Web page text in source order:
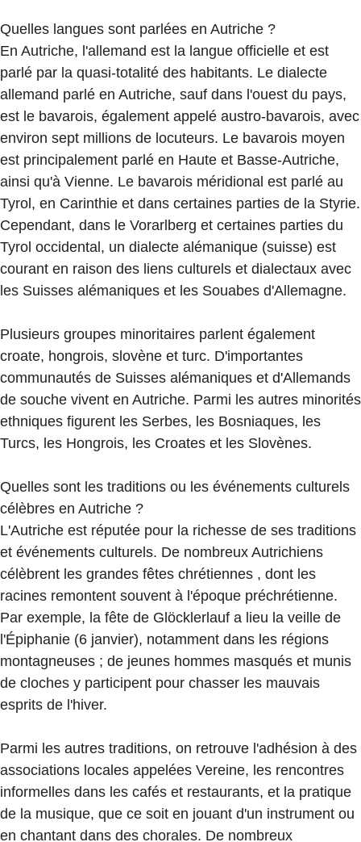
Quelles langues sont parlées en Autriche ?
En Autriche, l'allemand est la langue officielle et est
parlé par la quasi-totalité des habitants. Le dialecte
allemand parlé en Autriche, sauf dans l'ouest du pays,
est le bavarois, également appelé austro-bavarois, avec
environ sept millions de locuteurs. Le bavarois moyen
est principalement parlé en Haute et Basse-Autriche,
ainsi qu'à Vienne. Le bavarois méridional est parlé au
Tyrol, en Carinthie et dans certaines parties de la Styrie.
Cependant, dans le Vorarlberg et certaines parties du
Tyrol occidental, un dialecte alémanique (suisse) est
courant en raison des liens culturels et dialectaux avec
les Suisses alémaniques et les Souabes d'Allemagne.
Plusieurs groupes minoritaires parlent également
croate, hongrois, slovène et turc. D'importantes
communautés de Suisses alémaniques et d'Allemands
de souche vivent en Autriche. Parmi les autres minorités
ethniques figurent les Serbes, les Bosniaques, les
Turcs, les Hongrois, les Croates et les Slovènes.
Quelles sont les traditions ou les événements culturels
célèbres en Autriche ?
L'Autriche est réputée pour la richesse de ses traditions
et événements culturels. De nombreux Autrichiens
célèbrent les grandes fêtes chrétiennes , dont les
racines remontent souvent à l'époque préchrétienne.
Par exemple, la fête de Glöcklerlauf a lieu la veille de
l'Épiphanie (6 janvier), notamment dans les régions
montagneuses ; de jeunes hommes masqués et munis
de cloches y participent pour chasser les mauvais
esprits de l'hiver.
Parmi les autres traditions, on retrouve l'adhésion à des
associations locales appelées Vereine, les rencontres
informelles dans les cafés et restaurants, et la pratique
de la musique, que ce soit en jouant d'un instrument ou
en chantant dans des chorales. De nombreux